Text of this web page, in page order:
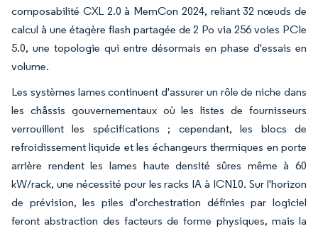
composabilité CXL 2.0 à MemCon 2024, reliant 32 nœuds de
calcul à une étagère flash partagée de 2 Po via 256 voies PCIe
5.0, une topologie qui entre désormais en phase d'essais en
volume.
Les systèmes lames continuent d'assurer un rôle de niche dans
les châssis gouvernementaux où les listes de fournisseurs
verrouillent les spécifications ; cependant, les blocs de
refroidissement liquide et les échangeurs thermiques en porte
arrière rendent les lames haute densité sûres même à 60
kW/rack, une nécessité pour les racks IA à ICN10. Sur l'horizon
de prévision, les piles d'orchestration définies par logiciel
feront abstraction des facteurs de forme physiques, mais la